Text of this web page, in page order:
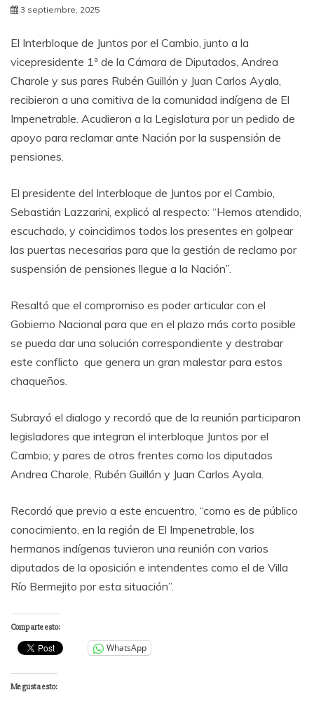
3 septiembre, 2025
El Interbloque de Juntos por el Cambio, junto a la
vicepresidente 1ª de la Cámara de Diputados, Andrea
Charole y sus pares Rubén Guillón y Juan Carlos Ayala,
recibieron a una comitiva de la comunidad indígena de El
Impenetrable. Acudieron a la Legislatura por un pedido de
apoyo para reclamar ante Nación por la suspensión de
pensiones.
El presidente del Interbloque de Juntos por el Cambio,
Sebastián Lazzarini, explicó al respecto: “Hemos atendido,
escuchado, y coincidimos todos los presentes en golpear
las puertas necesarias para que la gestión de reclamo por
suspensión de pensiones llegue a la Nación”.
Resaltó que el compromiso es poder articular con el
Gobierno Nacional para que en el plazo más corto posible
se pueda dar una solución correspondiente y destrabar
este conflicto que genera un gran malestar para estos
chaqueños.
Subrayó el dialogo y recordó que de la reunión participaron
legisladores que integran el interbloque Juntos por el
Cambio; y pares de otros frentes como los diputados
Andrea Charole, Rubén Guillón y Juan Carlos Ayala.
Recordó que previo a este encuentro, “como es de público
conocimiento, en la región de El Impenetrable, los
hermanos indígenas tuvieron una reunión con varios
diputados de la oposición e intendentes como el de Villa
Río Bermejito por esta situación”.
Comparte esto:
WhatsApp
Me gusta esto: